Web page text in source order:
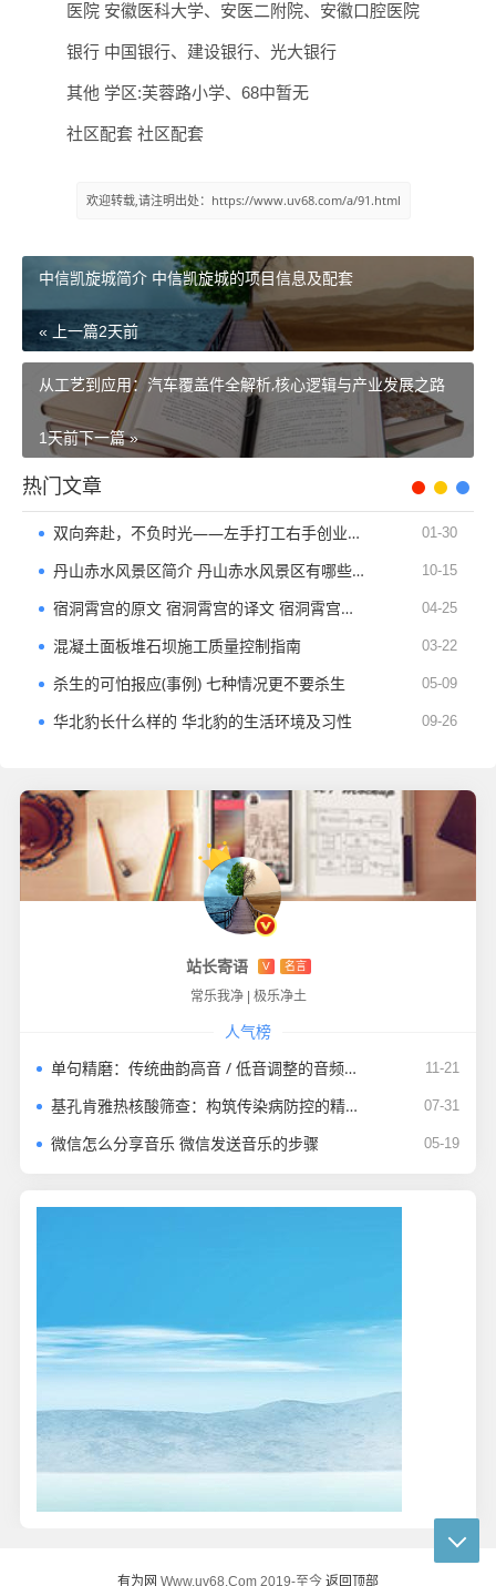
医院 安徽医科大学、安医二附院、安徽口腔医院
银行 中国银行、建设银行、光大银行
其他 学区:芙蓉路小学、68中暂无
社区配套 社区配套
欢迎转载,请注明出处：https://www.uv68.com/a/91.html
中信凯旋城简介 中信凯旋城的项目信息及配套
« 上一篇2天前
从工艺到应用：汽车覆盖件全解析,核心逻辑与产业发展之路
下一篇 »
1天前
热门文章
双向奔赴，不负时光——左手打工右手创业的生存与成长 01-30
丹山赤水风景区简介 丹山赤水风景区有哪些景点及山间民宿 10-15
宿洞霄宫的原文 宿洞霄宫的译文 宿洞霄宫的作品鉴赏 04-25
混凝土面板堆石坝施工质量控制指南 03-22
杀生的可怕报应(事例) 七种情况更不要杀生 05-09
华北豹长什么样的 华北豹的生活环境及习性 09-26
站长寄语 V 名言
常乐我净 极乐净土
人气榜
单句精磨：传统曲韵高音 / 低音调整的音频示范与实操指南 11-21
基孔肯雅热核酸筛查：构筑传染病防控的精准防线​ 07-31
微信怎么分享音乐 微信发送音乐的步骤 05-19
有为网 Www.uv68.Com 2019-至今 返回顶部